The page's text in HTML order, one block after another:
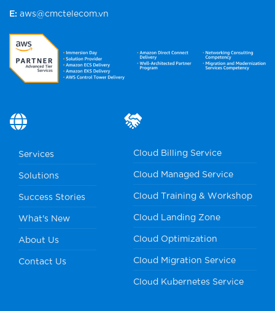
E: aws@cmctelecom.vn
Services
Solutions
Success Stories
What's New
About Us
Contact Us
Cloud Billing Service
Cloud Managed Service
Cloud Training & Workshop
Cloud Landing Zone
Cloud Optimization
Cloud Migration Service
Cloud Kubernetes Service